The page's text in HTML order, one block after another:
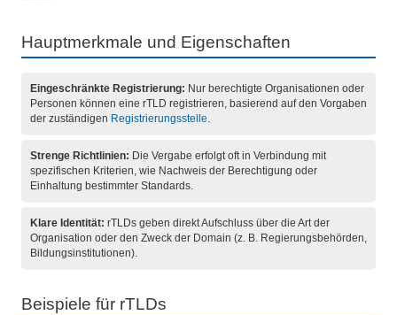
Hauptmerkmale und Eigenschaften
Eingeschränkte Registrierung: Nur berechtigte Organisationen oder
Personen können eine rTLD registrieren, basierend auf den Vorgaben
der zuständigen Registrierungsstelle
Strenge Richtlinien: Die Vergabe erfolgt oft in Verbindung mit
spezifischen Kriterien, wie Nachweis der Berechtigung oder
Einhaltung bestimmter Standards.
Klare Identität: rTLDs geben direkt Aufschluss über die Art der
Organisation oder den Zweck der Domain (z. B. Regierungsbehörden,
Bildungsinstitutionen).
Beispiele für rTLDs